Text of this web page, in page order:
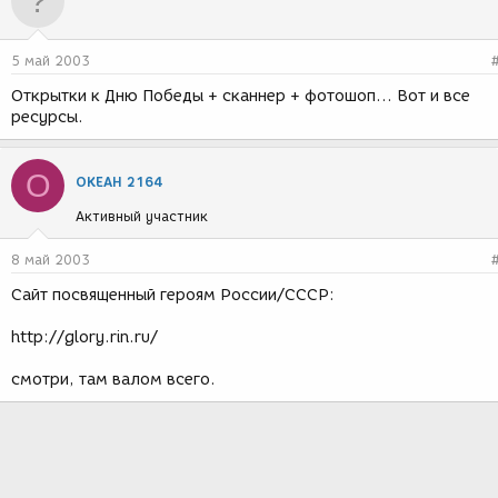
5 май 2003
Открытки к Дню Победы + сканнер + фотошоп... Вот и все
ресурсы.
O OKEAH 2164
Активный участник
8 май 2003
Сайт посвященный героям России/СССР:
http://glory.rin.ru/
смотри, там валом всего.